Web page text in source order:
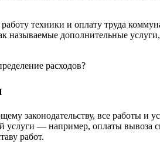
техники и оплату труда
дополнительные услуги,
расходов?
законодательству, все работы и
услуги — например, оплаты вывоза
работ.